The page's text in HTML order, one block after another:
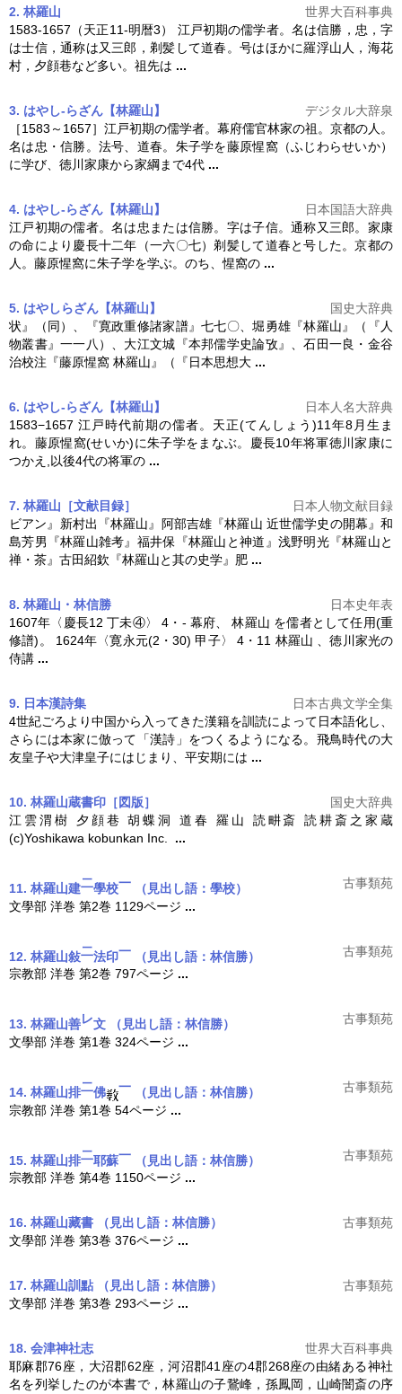
2. 林羅山
世界大百科事典
1583-1657（天正11-明暦3） 江戸初期の儒学者。名は信勝，忠，字
は士信，通称は又三郎，剃髪して道春。号はほかに羅浮山人，海花
村，夕顔巷など多い。祖先は ...
3. はやし‐らざん【林羅山】
デジタル大辞泉
［1583～1657］江戸初期の儒学者。幕府儒官林家の祖。京都の人。
名は忠・信勝。法号、道春。朱子学を藤原惺窩（ふじわらせいか）
に学び、徳川家康から家綱まで4代 ...
4. はやし‐らざん【林羅山】
日本国語大辞典
江戸初期の儒者。名は忠または信勝。字は子信。通称又三郎。家康
の命により慶長十二年（一六〇七）剃髪して道春と号した。京都の
人。藤原惺窩に朱子学を学ぶ。のち、惺窩の ...
5. はやしらざん【林羅山】
国史大辞典
状』（同）、『寛政重修諸家譜』七七〇、堀勇雄『林羅山 』（『人
物叢書』一一八）、大江文城『本邦儒学史論攷』、石田一良・金谷
治校注『藤原惺窩 林羅山 』（『日本思想大 ...
6. はやし-らざん【林羅山】
日本人名大辞典
1583−1657 江戸時代前期の儒者。天正(てんしょう)11年8月生ま
れ。藤原惺窩(せいか)に朱子学をまなぶ。慶長10年将軍徳川家康に
つかえ,以後4代の将軍の ...
7. 林羅山［文献目録］
日本人物文献目録
ビアン』新村出『林羅山 』阿部吉雄『林羅山 近世儒学史の開幕』和
島芳男『林羅山雑考』福井保『林羅山 と神道』浅野明光『林羅山と
禅・茶』古田紹欽『林羅山と其の史学』肥 ...
8. 林羅山・林信勝
日本史年表
1607年〈慶長12 丁未④〉 4・‐ 幕府、林羅山 を儒者として任用(重
修譜)。 1624年〈寛永元(2・30) 甲子〉 4・11 林羅山 、徳川家光の
侍講 ...
9. 日本漢詩集
日本古典文学全集
4世紀ごろより中国から入ってきた漢籍を訓読によって日本語化し、
さらには本家に倣って「漢詩」をつくるようになる。飛鳥時代の大
友皇子や大津皇子にはじまり、平安期には ...
10. 林羅山蔵書印［図版］
国史大辞典
江雲渭樹 夕顔巷 胡蝶洞 道春 羅山 読畊斎 読耕斎之家蔵
(c)Yoshikawa kobunkan Inc. ...
11. 林羅山建二學校一 （見出し語：學校）
古事類苑
文學部 洋巻 第2巻 1129ページ ...
12. 林羅山敍二法印一 （見出し語：林信勝）
古事類苑
宗教部 洋巻 第2巻 797ページ ...
13. 林羅山善レ文 （見出し語：林信勝）
古事類苑
文學部 洋巻 第1巻 324ページ ...
14. 林羅山排二佛 一 （見出し語：林信勝）
古事類苑
宗教部 洋巻 第1巻 54ページ ...
15. 林羅山排二耶蘇一 （見出し語：林信勝）
古事類苑
宗教部 洋巻 第4巻 1150ページ ...
16. 林羅山藏書 （見出し語：林信勝）
古事類苑
文學部 洋巻 第3巻 376ページ ...
17. 林羅山訓點 （見出し語：林信勝）
古事類苑
文學部 洋巻 第3巻 293ページ ...
18. 会津神社志
世界大百科事典
耶麻郡76座，大沼郡62座，河沼郡41座の4郡268座の由緒ある神社
名を列挙したのが本書で，林羅山の子鵞峰，孫鳳岡，山崎闇斎の序